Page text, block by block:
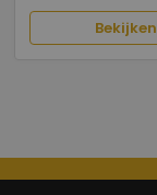
Bekijken